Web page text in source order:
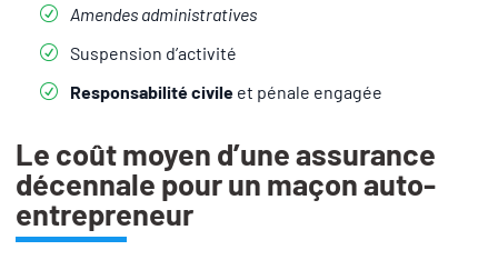
Amendes administratives
Suspension d’activité
Responsabilité civile et pénale engagée
Le coût moyen d’une assurance
décennale pour un maçon auto-
entrepreneur